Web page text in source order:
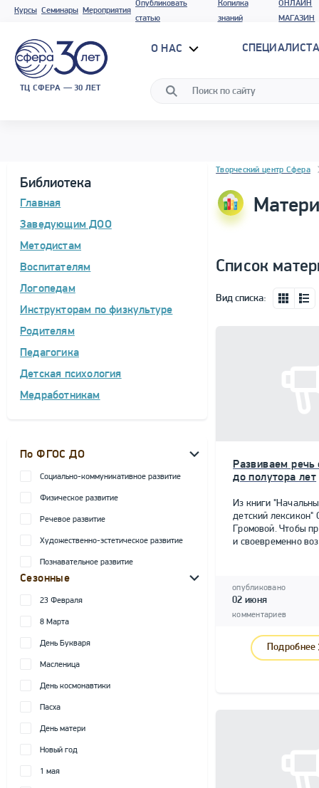
Курсы Семинары Мероприятия
Опубликовать
статью
Копилка
знаний
ОНЛАЙН
МАГАЗИН
ТЦ СФЕРА — 30 ЛЕТ
О НАС
Библиотека
Главная
Заведующим ДОО
Методистам
Воспитателям
Логопедам
Инструкторам по физкультуре
Родителям
Педагогика
Детская психология
Медработникам
По ФГОС ДО
Социально-коммуникативное развитие
Физическое развитие
Речевое развитие
Художественно-эстетическое развитие
Познавательное развитие
Сезонные
23 Февраля
8 Марта
День Букваря
Масленица
День космонавтики
Пасха
День матери
Новый год
1 мая
Блок новостей
Творческий центр Сфера
Список
Вид списка:
Развиваем речь
до полутора лет
Из книги
детский лексикон"
Громовой. Чтобы
и своевременно
опубликовано
02 июня
комментариев
Подробнее